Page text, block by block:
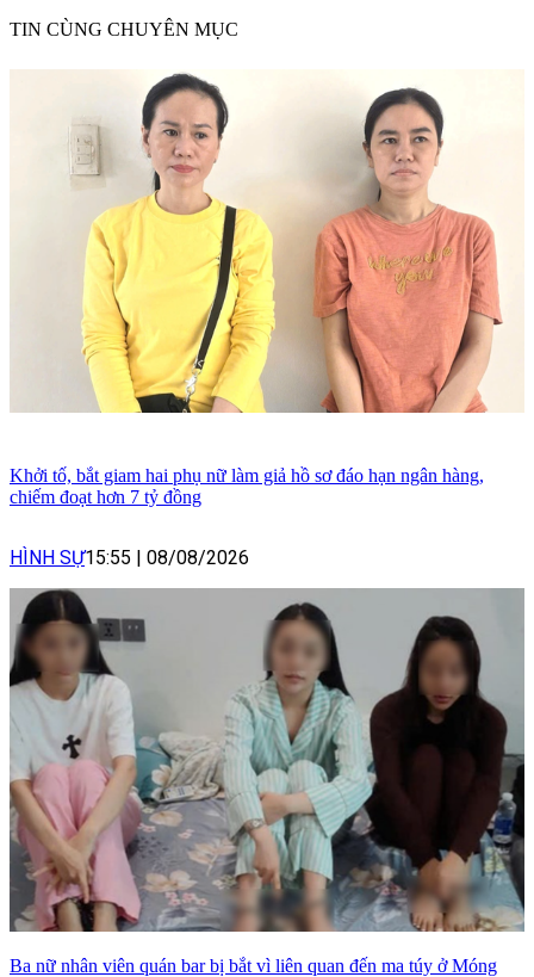
TIN CÙNG CHUYÊN MỤC
Khởi tố, bắt giam hai phụ nữ làm giả hồ sơ đáo hạn ngân hàng,
chiếm đoạt hơn 7 tỷ đồng
HÌNH SỰ15:55 | 08/08/2026
Ba nữ nhân viên quán bar bị bắt vì liên quan đến ma túy ở Móng